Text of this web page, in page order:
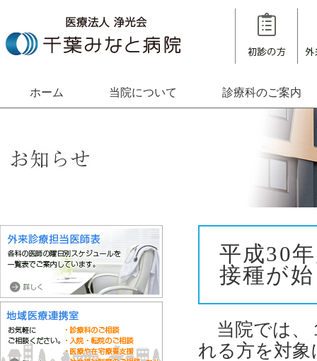
ホーム 当院について 診療科のご案内
平成30
接種が
当院では、
れる方を対